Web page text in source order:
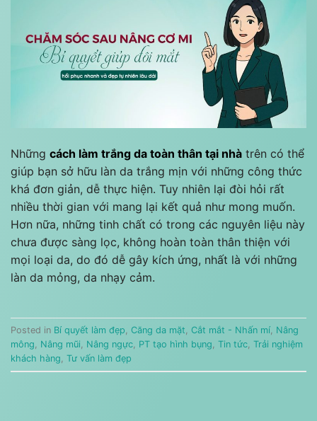
Những cách làm trắng da toàn thân tại nhà trên có thể
giúp bạn sở hữu làn da trắng mịn với những công thức
khá đơn giản, dễ thực hiện. Tuy nhiên lại đòi hỏi rất
nhiều thời gian với mang lại kết quả như mong muốn.
Hơn nữa, những tinh chất có trong các nguyên liệu này
chưa được sàng lọc, không hoàn toàn thân thiện với
mọi loại da, do đó dễ gây kích ứng, nhất là với những
làn da mỏng, da nhạy cảm.
Posted in Bí quyết làm đẹp Căng da mặt Cắt mắt - Nhấn mí Nâng
mông
Nâng mũi Nâng ngực PT tạo hình bụng Tin tức Trải nghiệm
khách hàng Tư vấn làm đẹp